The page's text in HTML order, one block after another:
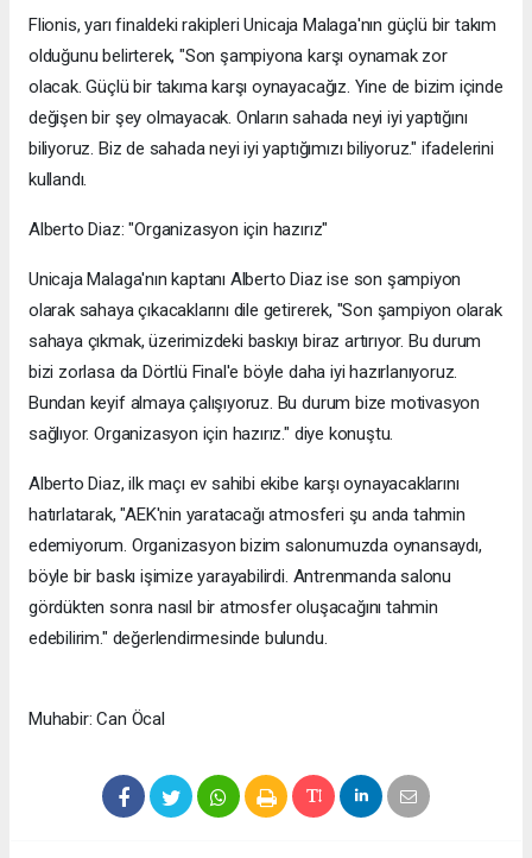
Flionis, yarı finaldeki rakipleri Unicaja Malaga'nın güçlü bir takım
olduğunu belirterek, "Son şampiyona karşı oynamak zor
olacak. Güçlü bir takıma karşı oynayacağız. Yine de bizim içinde
değişen bir şey olmayacak. Onların sahada neyi iyi yaptığını
biliyoruz. Biz de sahada neyi iyi yaptığımızı biliyoruz." ifadelerini
kullandı.
Alberto Diaz: "Organizasyon için hazırız"
Unicaja Malaga'nın kaptanı Alberto Diaz ise son şampiyon
olarak sahaya çıkacaklarını dile getirerek, "Son şampiyon olarak
sahaya çıkmak, üzerimizdeki baskıyı biraz artırıyor. Bu durum
bizi zorlasa da Dörtlü Final'e böyle daha iyi hazırlanıyoruz.
Bundan keyif almaya çalışıyoruz. Bu durum bize motivasyon
sağlıyor. Organizasyon için hazırız." diye konuştu.
Alberto Diaz, ilk maçı ev sahibi ekibe karşı oynayacaklarını
hatırlatarak, "AEK'nin yaratacağı atmosferi şu anda tahmin
edemiyorum. Organizasyon bizim salonumuzda oynansaydı,
böyle bir baskı işimize yarayabilirdi. Antrenmanda salonu
gördükten sonra nasıl bir atmosfer oluşacağını tahmin
edebilirim." değerlendirmesinde bulundu.
Muhabir: Can Öcal